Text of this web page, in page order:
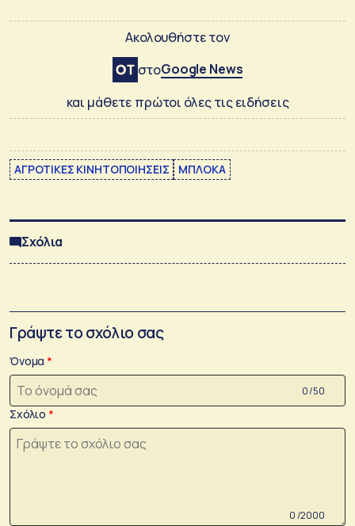
Ακολουθήστε τον
στοGoogle News
και μάθετε πρώτοι όλες τις ειδήσεις
ΑΓΡΟΤΙΚΕΣ ΚΙΝΗΤΟΠΟΙΗΣΕΙΣ ΜΠΛΟΚΑ
Σχόλια
Γράψτε το σχόλιο σας
Όνομα
0 /50
Σχόλιο
0 /2000